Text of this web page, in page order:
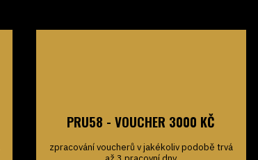
PRU58 - VOUCHER 3000 KČ
zpracování voucherů v jakékoliv podobě trvá